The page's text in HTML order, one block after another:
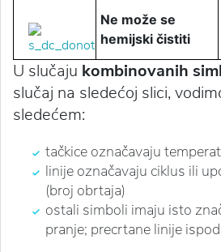
Ne može se
hemijski čistiti
U slučaju kombinovanih
slučaj na sledećoj slici,
sledećem:
tačkice označavaju
linije označavaju ciklus ili
(broj obrtaja)
ostali simboli imaju isto
pranje; precrtane linije